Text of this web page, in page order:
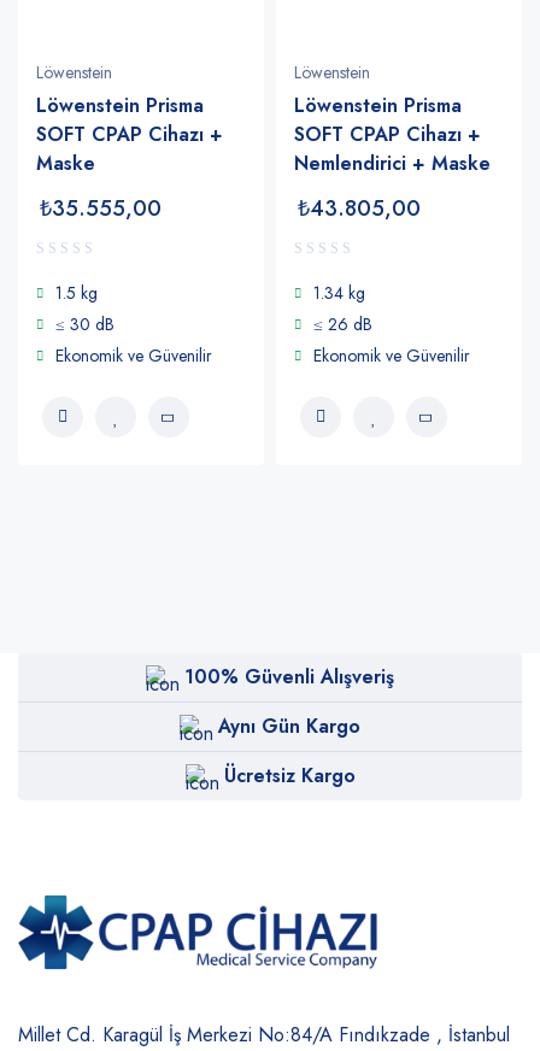
Löwenstein
Löwenstein Prisma
SOFT CPAP Cihazı +
Maske
₺35.555,00
1.5 kg
≤ 30 dB
Ekonomik ve Güvenilir
Löwenstein
Löwenstein Prisma
SOFT CPAP Cihazı +
Nemlendirici + Maske
₺43.805,00
1.34 kg
≤ 26 dB
Ekonomik ve Güvenilir
100% Güvenli Alışveriş
Aynı Gün Kargo
Ücretsiz Kargo
Millet Cd. Karagül İş Merkezi No:84/A Fındıkzade , İstanbul